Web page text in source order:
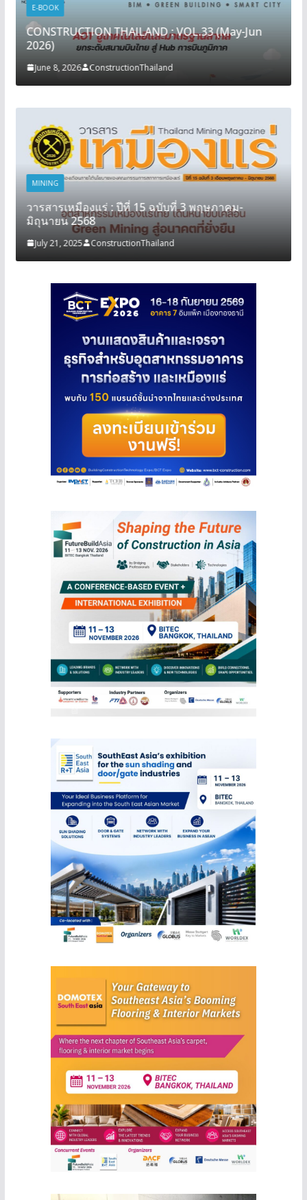
E-BOOK
CONSTRUCTION THAILAND : VOL.33 (May-Jun
2026)
June 8, 2026 ConstructionThailand
MINING
วารสารเหมืองแร่ : ปีที่ 15 ฉบับที่ 3 พฤษภาคม-
มิถุนายน 2568
July 21, 2025 ConstructionThailand